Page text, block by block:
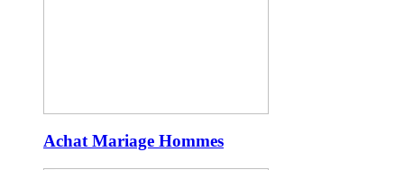
Achat Mariage Hommes